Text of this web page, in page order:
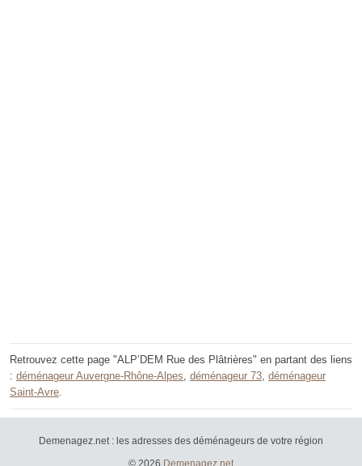
Retrouvez cette page "ALP’DEM Rue des Plâtrières" en partant des liens
: déménageur Auvergne-Rhône-Alpes, déménageur 73, déménageur
Saint-Avre.
Demenagez.net : les adresses des déménageurs de votre région